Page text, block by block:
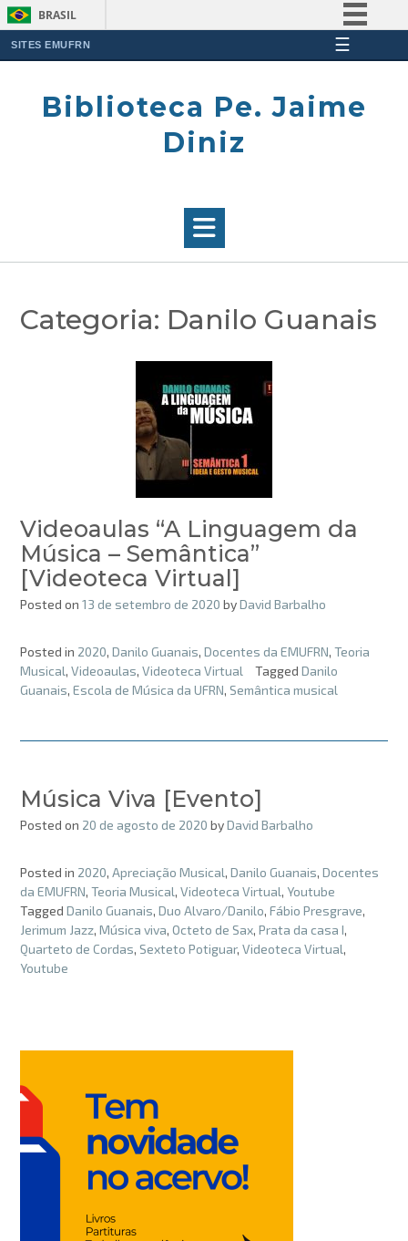
BRASIL
Participe
SITES EMUFRN ☰
Biblioteca Pe. Jaime
Diniz
Categoria: Danilo Guanais
Videoaulas “A Linguagem da
Música – Semântica”
[Videoteca Virtual]
Posted on 13 de setembro de 2020 byDavid Barbalho
Posted in 2020, Danilo Guanais, Docentes da EMUFRN, Teoria
Musical, Videoaulas, Videoteca Virtual Tagged Danilo
Guanais, Escola de Música da UFRN, Semântica musical
Música Viva [Evento]
Posted on 20 de agosto de 2020 byDavid Barbalho
Posted in 2020, Apreciação Musical, Danilo Guanais, Docentes
da EMUFRN, Teoria Musical, Videoteca Virtual, Youtube
Tagged Danilo Guanais, Duo Alvaro/Danilo, Fábio Presgrave,
Jerimum Jazz, Música viva, Octeto de Sax, Prata da casa I,
Quarteto de Cordas, Sexteto Potiguar, Videoteca Virtual,
Youtube